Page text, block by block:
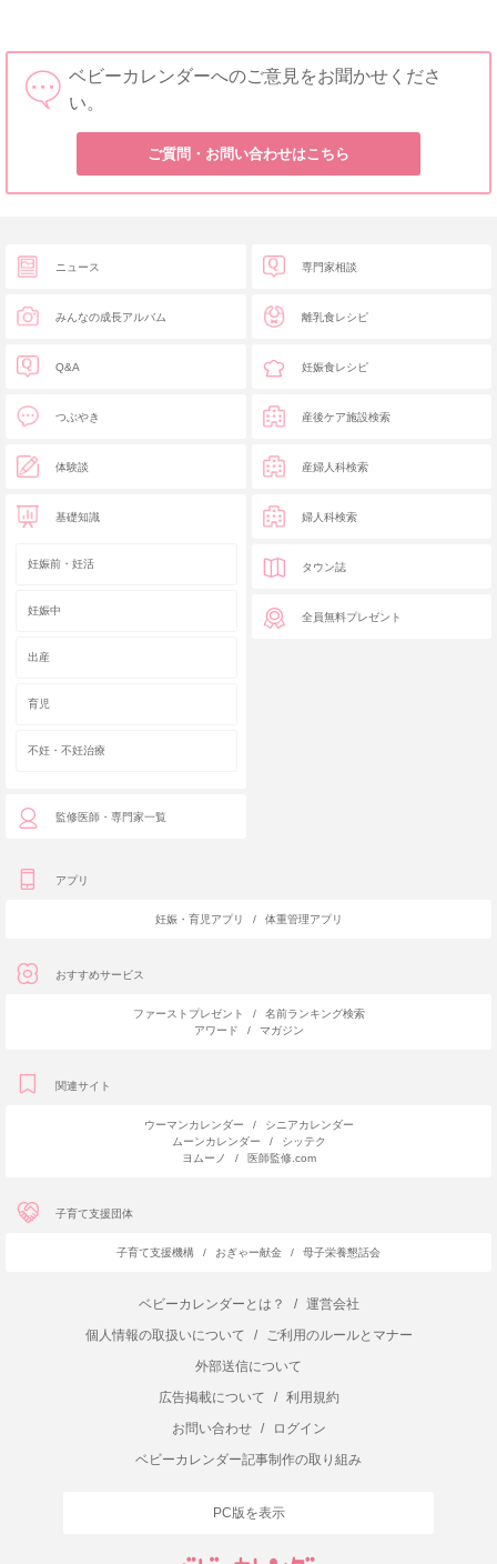
ベビーカレンダーへのご意見をお聞かせくださ
い。
ご質問・お問い合わせはこちら
ニュース
みんなの成長アルバム
Q&A
つぶやき
体験談
基礎知識
妊娠前・妊活
妊娠中
出産
育児
不妊・不妊治療
監修医師・専門家一覧
専門家相談
離乳食レシピ
妊娠食レシピ
産後ケア施設検索
産婦人科検索
婦人科検索
タウン誌
全員無料プレゼント
アプリ
妊娠・育児アプリ / 体重管理アプリ
おすすめサービス
ファーストプレゼント /
名前ランキング検索
アワード
/ マガジン
関連サイト
ウーマンカレンダー /
シニアカレンダー
ムーンカレンダー
/
シッテク
ヨムーノ
/ 医師監修.com
子育て支援団体
子育て支援機構 / おぎゃー献金 / 母子栄養懇話会
ベビーカレンダーとは？ /
運営会社
個人情報の取扱いについて
/
ご利用のルールとマナー
外部送信について
広告掲載について
/
利用規約
お問い合わせ
/
ログイン
ベビーカレンダー記事制作の取り組み
PC版を表示